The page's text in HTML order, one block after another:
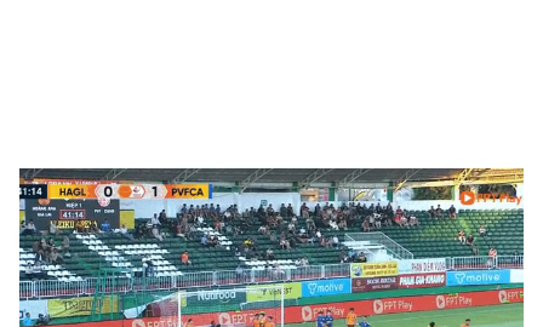
Thông tin tòa soạn Liên hệ quảng cáo